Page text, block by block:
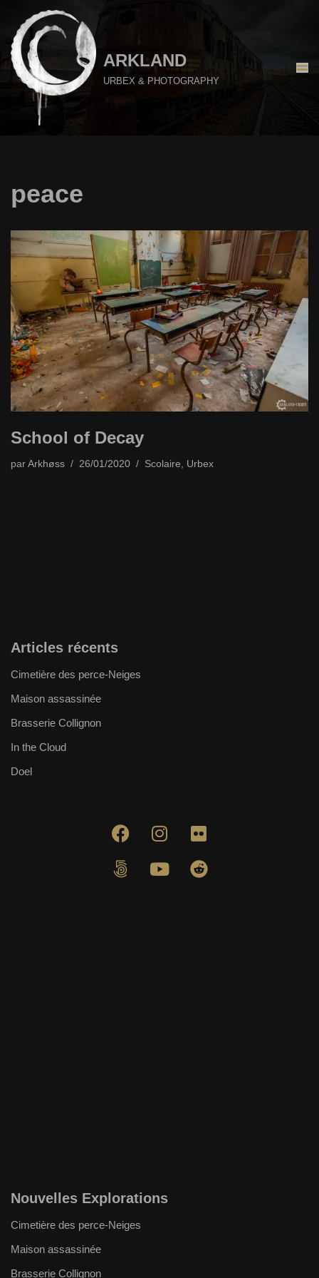
Aller
au
contenu
ARKLAND
URBEX & PHOTOGRAPHY
peace
School of Decay
par Arkhøss 26/01/2020 Scolaire Urbex
Articles récents
Cimetière des perce-Neiges
Maison assassinée
Brasserie Collignon
In the Cloud
Doel
Nouvelles Explorations
Cimetière des perce-Neiges
Maison assassinée
Brasserie Collignon